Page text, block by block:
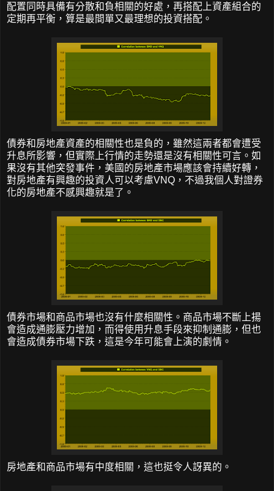
配置同時具備有分散和負相關的好處，再搭配上資產組合的
定期再平衡，算是最間單又最理想的投資搭配。
債券和房地產資產的相關性也是負的，雖然這兩者都會遭受
升息所影響，但實際上行情的走勢還是沒有相關性可言。如
果沒有其他突發事件，美國的房地產市場應該會持續好轉，
對房地產有興趣的投資人可以考慮VNQ，不過我個人對證券
化的房地產不感興趣就是了。
債券市場和商品市場也沒有什麼相關性。商品市場不斷上揚
會造成通膨壓力增加，而得使用升息手段來抑制通膨，但也
會造成債券市場下跌，這是今年可能會上演的劇情。
房地產和商品市場有中度相關，這也挺令人訝異的。